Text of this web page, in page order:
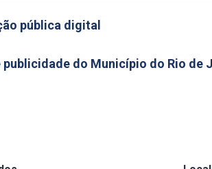
pública digital
do Município do Rio de